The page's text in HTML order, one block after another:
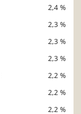
2,4 %
2,3 %
2,3 %
2,3 %
2,2 %
2,2 %
2,2 %